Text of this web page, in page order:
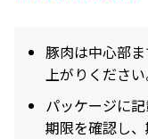
豚肉は中心部
上がりください
パッケージに
期限を確認し